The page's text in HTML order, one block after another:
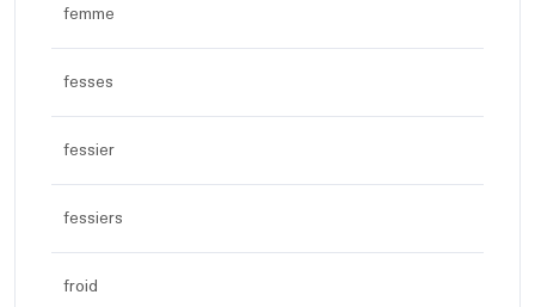
femme
fesses
fessier
fessiers
froid